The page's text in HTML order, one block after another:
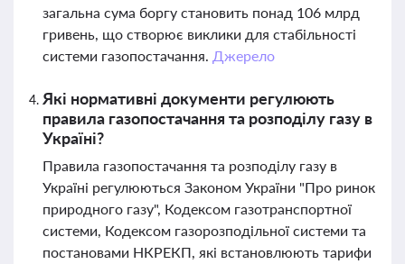
загальна сума боргу становить понад 106 млрд
гривень, що створює виклики для стабільності
системи газопостачання. Джерело
Які нормативні документи регулюють
правила газопостачання та розподілу газу в
Україні?
Правила газопостачання та розподілу газу в
Україні регулюються Законом України "Про ринок
природного газу", Кодексом газотранспортної
системи, Кодексом газорозподільної системи та
постановами НКРЕКП, які встановлюють тарифи